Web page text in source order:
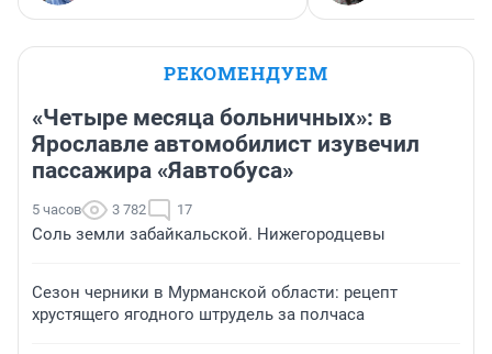
РЕКОМЕНДУЕМ
«Четыре месяца больничных»: в
Ярославле автомобилист изувечил
пассажира «Яавтобуса»
5 часов 3 782 17
Соль земли забайкальской. Нижегородцевы
Сезон черники в Мурманской области: рецепт
хрустящего ягодного штрудель за полчаса